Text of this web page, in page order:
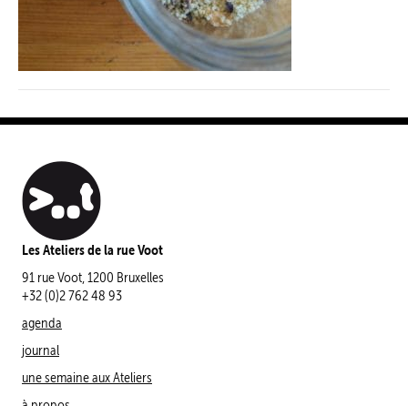
Les Ateliers de la rue Voot
91 rue Voot, 1200 Bruxelles
+32 (0)2 762 48 93
agenda
journal
une semaine aux Ateliers